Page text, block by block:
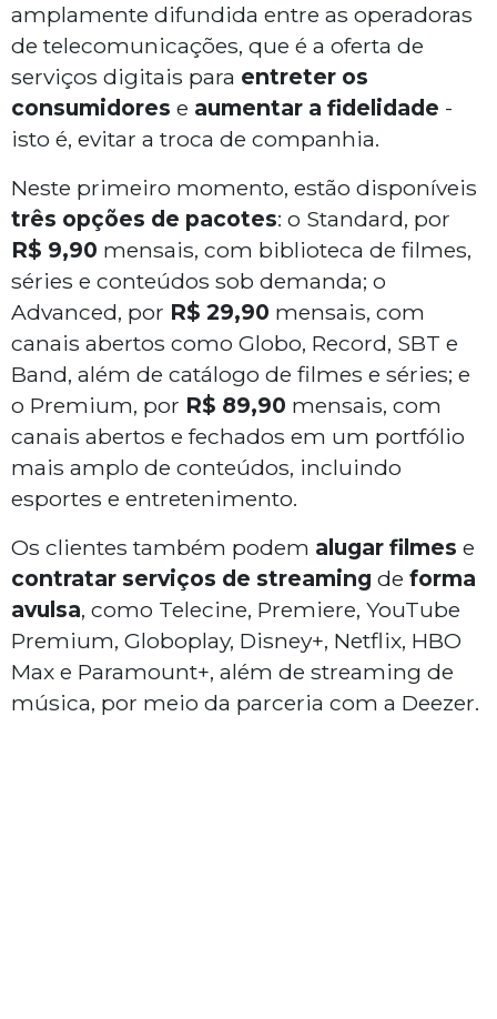
amplamente difundida entre as operadoras
de telecomunicações, que é a oferta de
serviços digitais para entreter os
consumidores e aumentar a fidelidade -
isto é, evitar a troca de companhia.
Neste primeiro momento, estão disponíveis
três opções de pacotes: o Standard, por
R$ 9,90 mensais, com biblioteca de filmes,
séries e conteúdos sob demanda; o
Advanced, por R$ 29,90 mensais, com
canais abertos como Globo, Record, SBT e
Band, além de catálogo de filmes e séries; e
o Premium, por R$ 89,90 mensais, com
canais abertos e fechados em um portfólio
mais amplo de conteúdos, incluindo
esportes e entretenimento.
Os clientes também podem alugar filmes e
contratar serviços de streaming de forma
avulsa, como Telecine, Premiere, YouTube
Premium, Globoplay, Disney+, Netflix, HBO
Max e Paramount+, além de streaming de
música, por meio da parceria com a Deezer.